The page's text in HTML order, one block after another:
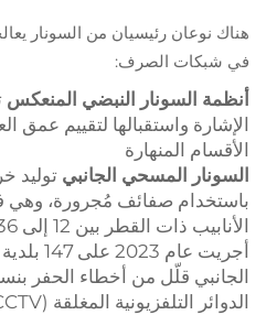
هناك نوعان رئيسيان من السونار
في شبكات الصرف:
أنظمة السونار النبضي المنعكس
الإشارة واستقبالها لتقييم عمق
الأقسام المنهارة
السونار المسحي الجانبي
باستخدام صفائف مُجرورة،
أجريت